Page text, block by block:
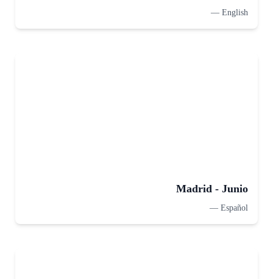
English
—
Madrid - Junio
Español
—